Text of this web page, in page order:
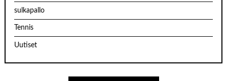
sulkapallo
Tennis
Uutiset